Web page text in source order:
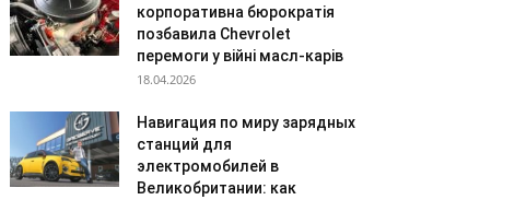
корпоративна бюрократія
позбавила Chevrolet
перемоги у війні масл-карів
18.04.2026
Навигация по миру зарядных
станций для
электромобилей в
Великобритании: как